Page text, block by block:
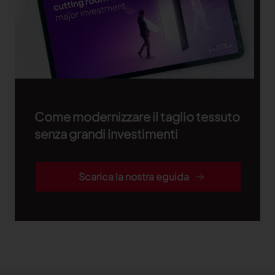
Come modernizzare il taglio tessuto
senza grandi investimenti
Scarica la nostra eguida